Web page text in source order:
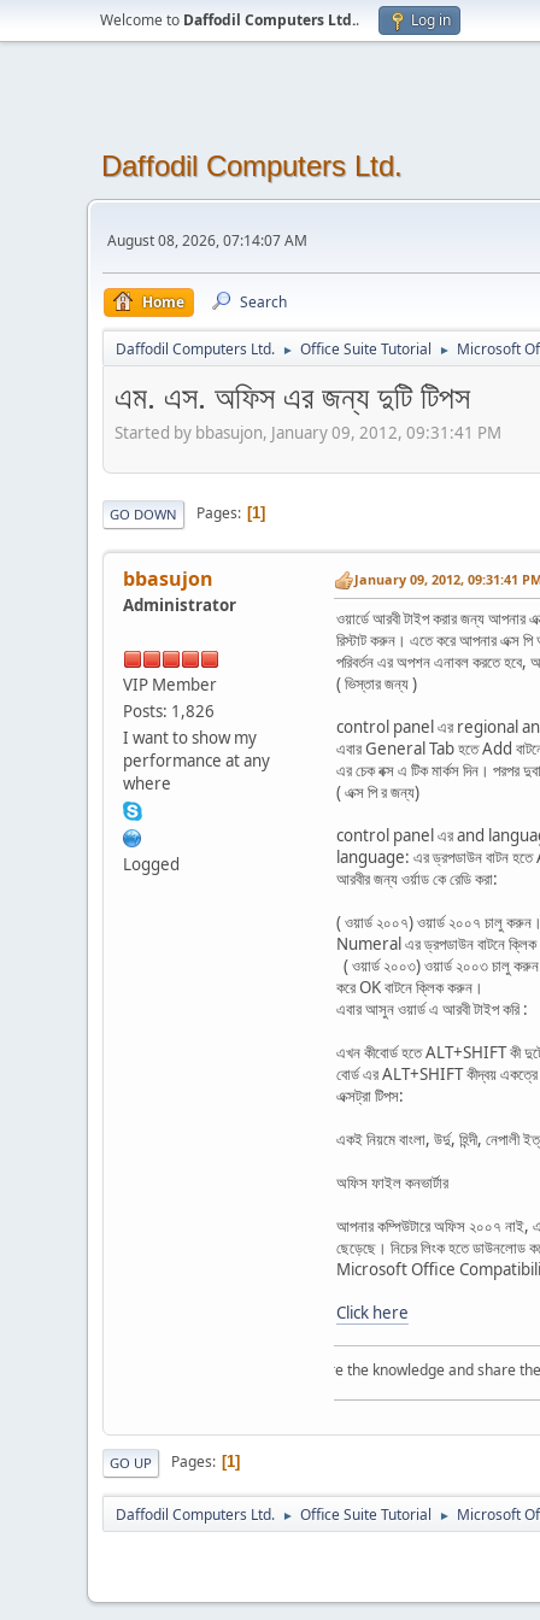
Welcome to Daffodil Computers Ltd.. Log in
Daffodil Computers Ltd.
August 08, 2026, 07:14:07 AM
Home Search
Daffodil Computers Ltd. ► Office Suite Tutorial ► Microsoft
এম. এস. অফিস এর জন্য দুটি টিপস
Started by bbasujon, January 09, 2012, 09:31:41 PM
GO DOWN Pages 1
bbasujon
Administrator
VIP Member
Posts: 1,826
I want to show my
performance at any
where
Logged
January 09, 2012, 09:31:41
ওয়ার্ডে আরবী টাইপ করার জন্য
রিস্টাট করুন। এতে করে আপনার এক্স পি
পরিবর্তন এর অপশন এনাবল করতে হবে,
( ভিস্তার জন্য )
control panel এর regional and
এবার General Tab হতে Add
এর চেক বক্স এ টিক মার্কস দিন। পরপর
( এক্স পি র জন্য)
control panel এর and language
language: এর ড্রপডাউন বাটন হতে
আরবীর জন্য ওর্য়াড কে রেডি করা:
( ওয়ার্ড ২০০৭) ওয়ার্ড ২০০৭ চালু
Numeral এর ড্রপডাউন বাটনে ক্লিক
( ওয়ার্ড ২০০৩) ওয়ার্ড ২০০৩
করে OK বাটনে ক্লিক করুন।
এবার আসুন ওয়ার্ড এ আরবী টাইপ করি :
এখন কীবোর্ড হতে ALT+SHIFT কী
বোর্ড এর ALT+SHIFT কীদ্বয় একত্রে
এক্সট্রা টিপস:
একই নিয়মে বাংলা, উর্দু, হিন্দী,
অফিস ফাইল কনভার্টার
আপনার কম্পিউটারে অফিস ২০০৭ নাই,
ছেড়েছে। নিচের লিংক হতে
Microsoft Office
Click here
Acquire the knowledge and share the
GO UP Pages 1
Daffodil Computers Ltd. ► Office Suite Tutorial ► Microsoft